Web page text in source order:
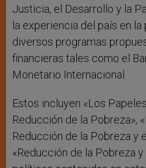
Justicia, el Desarrollo y la
la experiencia del país en
diversos programas
financieras tales como el
Monetario Internacional.
Estos incluyen «Los
Reducción de la Pobreza»,
Reducción de la Pobreza y
«Reducción de la Pobreza